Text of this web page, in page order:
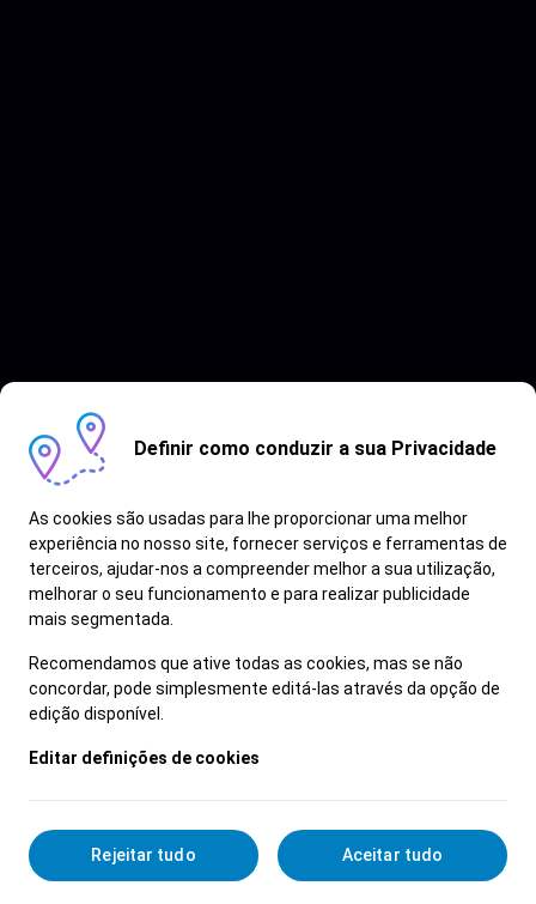
Vagas semelhantes
Definir como conduzir a sua Privacidade
As cookies são usadas para lhe proporcionar uma melhor
experiência no nosso site, fornecer serviços e ferramentas de
terceiros, ajudar-nos a compreender melhor a sua utilização,
melhorar o seu funcionamento e para realizar publicidade
mais segmentada.
Recomendamos que ative todas as cookies, mas se não
concordar, pode simplesmente editá-las através da opção de
edição disponível.
Editar definições de cookies
Rejeitar tudo Aceitar tudo